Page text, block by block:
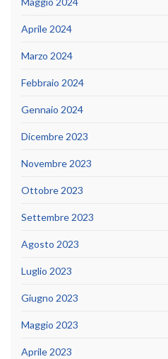
Aprile 2024
Marzo 2024
Febbraio 2024
Gennaio 2024
Dicembre 2023
Novembre 2023
Ottobre 2023
Settembre 2023
Agosto 2023
Luglio 2023
Giugno 2023
Maggio 2023
Aprile 2023